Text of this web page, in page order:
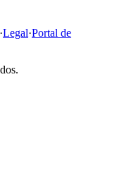
·Legal·Portal de